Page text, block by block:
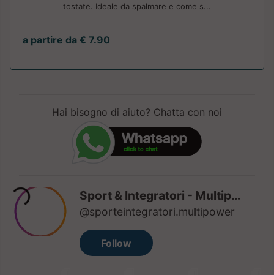
tostate. Ideale da spalmare e come s...
a partire da € 7.90
Hai bisogno di aiuto? Chatta con noi